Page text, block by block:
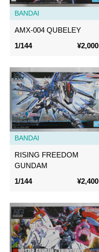
BANDAI
AMX-004 QUBELEY
1/144
¥2,000
BANDAI
RISING FREEDOM
GUNDAM
1/144
¥2,400